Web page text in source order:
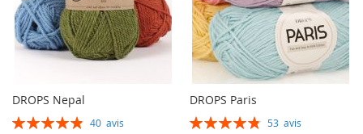
DROPS Nepal
Évaluation:
40 avis
DROPS Paris
Évaluation:
53 avis